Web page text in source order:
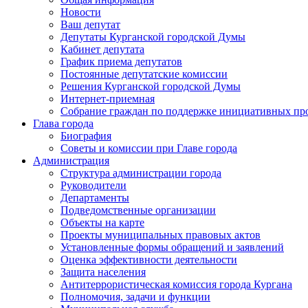
Новости
Ваш депутат
Депутаты Курганской городской Думы
Кабинет депутата
График приема депутатов
Постоянные депутатские комиссии
Решения Курганской городской Думы
Интернет-приемная
Собрание граждан по поддержке инициативных
Глава города
Биография
Советы и комиссии при Главе города
Администрация
Структура администрации города
Руководители
Департаменты
Подведомственные организации
Объекты на карте
Проекты муниципальных правовых актов
Установленные формы обращений и заявлений
Оценка эффективности деятельности
Защита населения
Антитеррористическая комиссия города Кургана
Полномочия, задачи и функции